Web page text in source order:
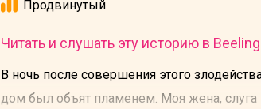
Продвинутый
Читать и слушать эту историю в
В ночь после совершения этого
дом был объят пламенем. Моя жена,